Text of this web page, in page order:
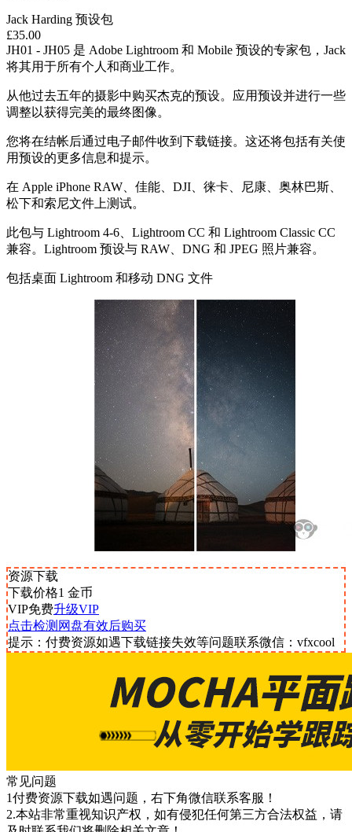
Jack Harding 预设包
£35.00
JH01 - JH05 是 Adob​​e Lightroom 和 Mobile 预设的专家包，Jack
将其用于所有个人和商业工作。
从他过去五年的摄影中购买杰克的预设。应用预设并进行一些
调整以获得完美的最终图像。
您将在结帐后通过电子邮件收到下载链接。这还将包括有关使
用预设的更多信息和提示。
在 Apple iPhone RAW、佳能、DJI、徕卡、尼康、奥林巴斯、
松下和索尼文件上测试。
此包与 Lightroom 4-6、Lightroom CC 和 Lightroom Classic CC
兼容。Lightroom 预设与 RAW、DNG 和 JPEG 照片兼容。
包括桌面 Lightroom 和移动 DNG 文件
资源下载
下载价格1 金币
VIP免费升级VIP
点击检测网盘有效后购买
提示：付费资源如遇下载链接失效等问题联系微信：vfxcool
常见问题
1付费资源下载如遇问题，右下角微信联系客服！
2.本站非常重视知识产权，如有侵犯任何第三方合法权益，请